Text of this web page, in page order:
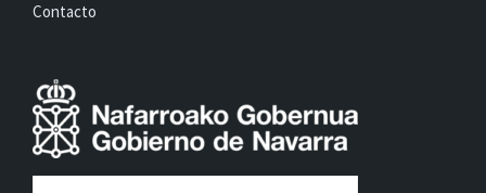
Contacto